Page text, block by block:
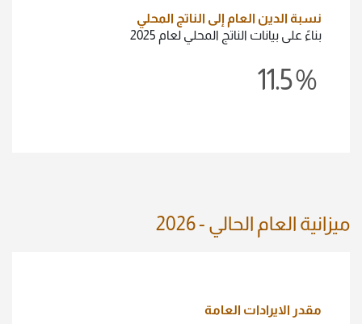
نسبة الدين العام إلى الناتج المحلي
بناءً على بيانات الناتج المحلي لعام 2025
11.5%
ميزانية العام الحالي - 2026
مقدر الايرادات العامة